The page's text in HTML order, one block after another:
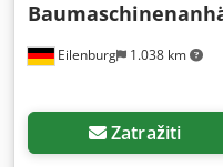
Eilenburg 1.038 km
Zatražiti